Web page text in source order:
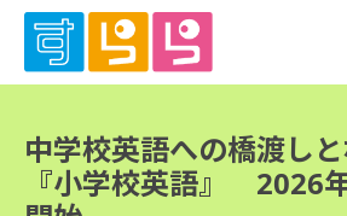
中学校英語への橋渡し
『小学校英語』 2026